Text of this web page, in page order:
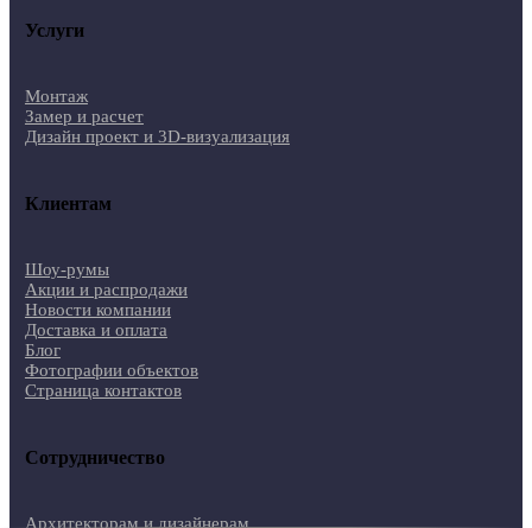
Услуги
Монтаж
Замер и расчет
Дизайн проект и 3D-визуализация
Клиентам
Шоу-румы
Акции и распродажи
Новости компании
Доставка и оплата
Блог
Фотографии объектов
Страница контактов
Сотрудничество
Архитекторам и дизайнерам